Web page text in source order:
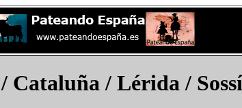
/ Cataluña / Lérida /